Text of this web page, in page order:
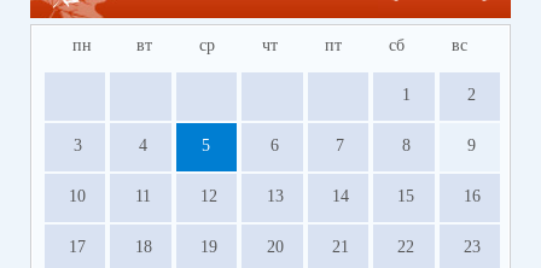
пн вт ср чт пт сб вс
1 2
3 4 5 6 7 8 9
10 11 12 13 14 15 16
17 18 19 20 21 22 23